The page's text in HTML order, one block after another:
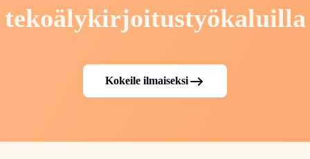
tekoälykirjoitustyökaluilla
Kokeile ilmaiseksi